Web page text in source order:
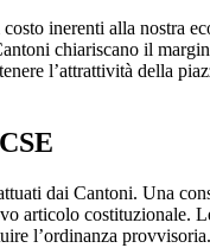
inerenti alla nostra
chiariscano il
l’attrattività della
dai Cantoni. Una
articolo costituzionale.
l’ordinanza provvisoria.